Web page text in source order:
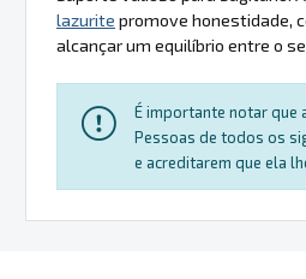
lazurite promove honestidade,
alcançar um equilíbrio entre o
É importante notar que
Pessoas de todos os
e acreditarem que ela